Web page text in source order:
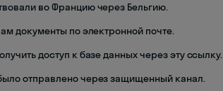
во Францию через Бельгию.
документы по электронной почте.
доступ к базе данных через эту ссылку.
отправлено через защищенный канал.